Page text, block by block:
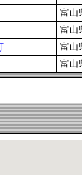
富山
富山
富山
富山